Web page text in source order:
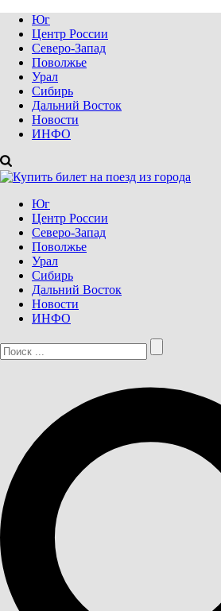
Юг
Центр России
Северо-Запад
Поволжье
Урал
Сибирь
Дальний Восток
Новости
ИНФО
Юг
Центр России
Северо-Запад
Поволжье
Урал
Сибирь
Дальний Восток
Новости
ИНФО